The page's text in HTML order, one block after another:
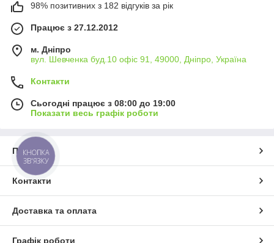
98% позитивних з 182 відгуків за рік
Працює з 27.12.2012
м. Дніпро
вул. Шевченка буд.10 офіс 91, 49000, Дніпро, Україна
Контакти
Сьогодні працює з 08:00 до 19:00
Показати весь графік роботи
Про нас
Контакти
Доставка та оплата
Графік роботи
КНОПКА
ЗВ'ЯЗКУ